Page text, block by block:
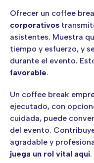
Ofrecer un coffee
corporativos
asistentes. Muestra
tiempo y esfuerzo, y
durante el evento.
favorable.
Un coffee break
ejecutado, con
cuidada, puede
del evento.
agradable y
juega un rol vital aquí.